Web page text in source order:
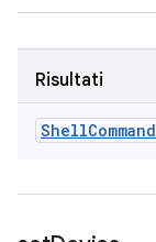
Risultati
ShellCommand